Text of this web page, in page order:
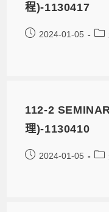
程)-1130417
2024-01-05
112-2
理)-1130410
2024-01-05